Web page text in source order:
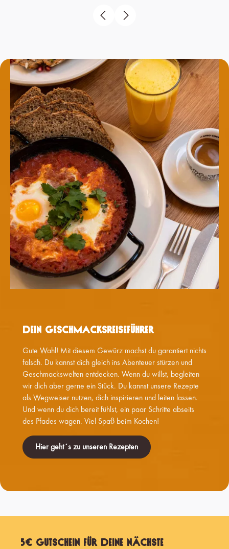
Dein Geschmacksreiseführer
Gute Wahl! Mit diesem Gewürz machst du garantiert nichts
falsch. Du kannst dich gleich ins Abenteuer stürzen und
Geschmackswelten entdecken. Wenn du willst, begleiten
wir dich aber gerne ein Stück. Du kannst unsere Rezepte
als Wegweiser nutzen, dich inspirieren und leiten lassen.
Und wenn du dich bereit fühlst, ein paar Schritte abseits
des Pfades wagen. Viel Spaß beim Kochen!
Hier geht´s zu unseren Rezepten
5€ Gutschein für Deine nächste